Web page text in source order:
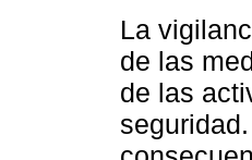
La
de las
de las